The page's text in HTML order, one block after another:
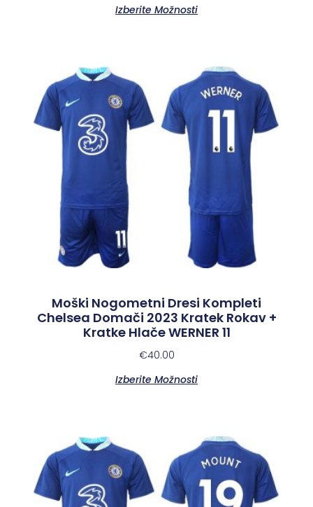
Izberite Možnosti
Moški Nogometni Dresi Kompleti
Chelsea Domači 2023 Kratek Rokav +
Kratke Hlače WERNER 11
€40.00
Izberite Možnosti